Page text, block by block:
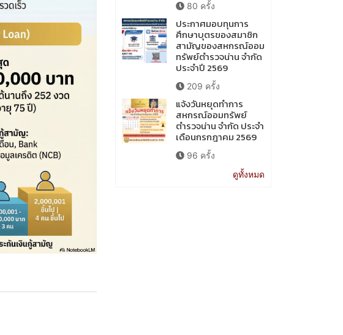
80 ครั้ง
ประกาศมอบทุนการ
ศึกษาบุตรของสมาชิก
สามัญของสหกรณ์ออม
ทรัพย์ตำรวจน่าน จำกัด
ประจำปี 2569
209 ครั้ง
แจ้งวันหยุดทำการ
สหกรณ์ออมทรัพย์
ตำรวจน่าน จำกัด ประจำ
เดือนกรกฎาคม 2569
96 ครั้ง
ดูทั้งหมด